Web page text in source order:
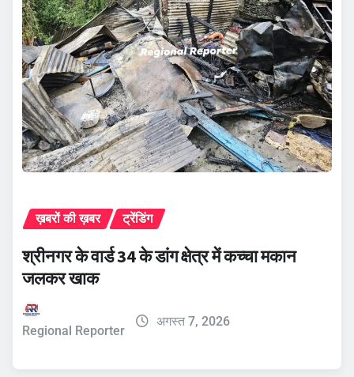
ख़बरों की ख़बर ट्रेंडिंग
श्रीनगर के वार्ड 34 के डांग क्षेत्र में कच्चा मकान
जलकर खाक
Regional Reporter
अगस्त 7, 2026